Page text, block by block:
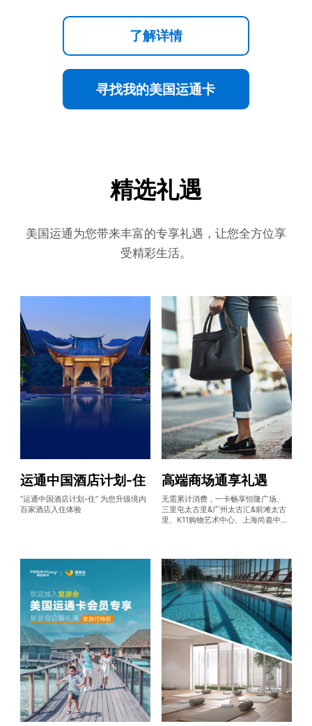
了解详情
寻找我的美国运通卡
精选礼遇
美国运通为您带来丰富的专享礼遇，让您全方位享
受精彩生活。
运通中国酒店计划-住
“运通中国酒店计划-住” 为您升级境内
百家酒店入住体验
高端商场通享礼遇
无需累计消费，一卡畅享恒隆广场、
三里屯太古里&广州太古汇&前滩太古
里、K11购物艺术中心、上海尚嘉中心